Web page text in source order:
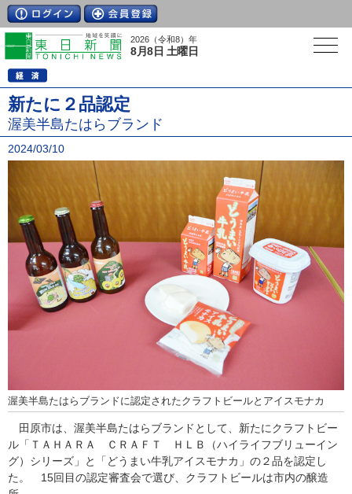
2026（令和8）年
8月8日 土曜日
新たに２品認定
渥美半島たはらブランド
2024/03/10
渥美半島たはらブランドに認定されたクラフトビールとアイスモナカ
田原市は、渥美半島たはらブランドとして、新たにクラフトビー
ル「ＴＡＨＡＲＡ ＣＲＡＦＴ ＨＬＢ（ハイライフブリューイン
グ）シリーズ」と「どうまい牛乳アイスモナカ」の２品を認定し
た。 15回目の認定審査会で選び、クラフトビールは市内の醸造